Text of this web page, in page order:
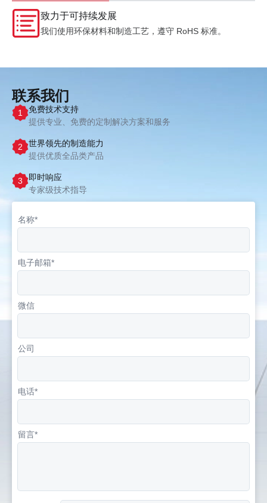
致力于可持续发展
我们使用环保材料和制造工艺，遵守 RoHS 标准。
联系我们
1
免费技术支持
提供专业、免费的定制解决方案和服务
2
世界领先的制造能力
提供优质全品类产品
3
即时响应
专家级技术指导
名称*
电子邮箱*
微信
公司
电话*
留言*